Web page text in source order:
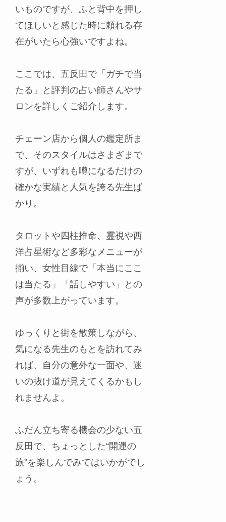
いものですが、ふと背中を押し
てほしいと感じた時に頼れる存
在がいたら心強いですよね。
ここでは、五反田で「ガチで当
たる」と評判の占い師さんやサ
ロンを詳しくご紹介します。
チェーン店から個人の鑑定所ま
で、そのスタイルはさまざまで
すが、いずれも噂になるだけの
確かな実績と人気を誇る先生ば
かり。
タロットや四柱推命、霊視や西
洋占星術など多彩なメニューが
揃い、女性目線で「本当にここ
は当たる」「話しやすい」との
声が多数上がっています。
ゆっくりと街を散策しながら、
気になる先生のもとを訪れてみ
れば、自分の意外な一面や、迷
いの抜け道が見えてくるかもし
れませんよ。
ふだん立ち寄る機会の少ない五
反田で、ちょっとした“開運の
旅”を楽しんでみてはいかがでし
ょう。